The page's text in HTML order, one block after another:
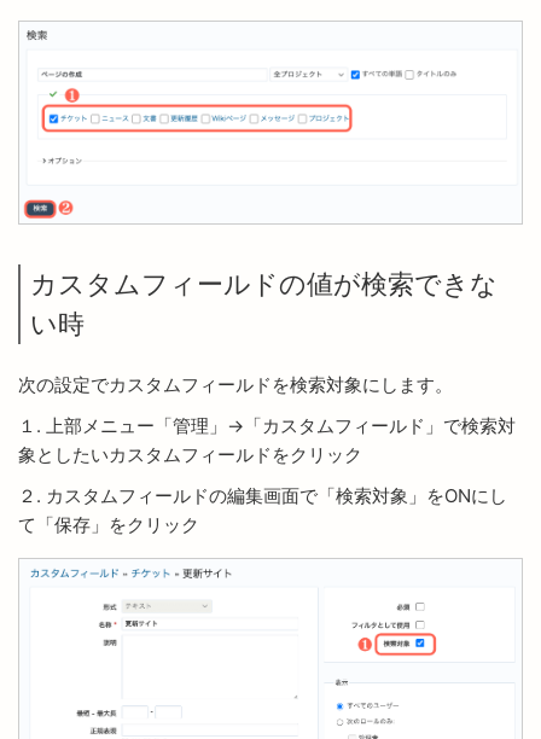
カスタムフィールドの値が検索できな
い時
次の設定でカスタムフィールドを検索対象にします。
１. 上部メニュー「管理」→「カスタムフィールド」で検索対
象としたいカスタムフィールドをクリック
２. カスタムフィールドの編集画面で「検索対象」をONにし
て「保存」をクリック